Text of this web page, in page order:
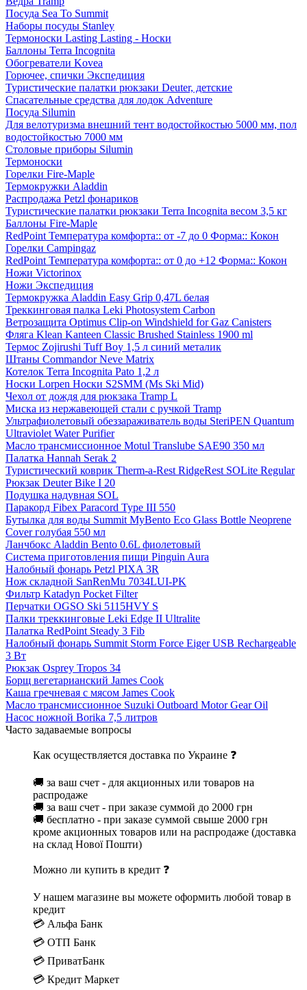
Посуда Sea To Summit
Наборы посуды Stanley
Термоноски Lasting Lasting - Носки
Баллоны Terra Incognita
Обогреватели Kovea
Горючее, спички Экспедиция
Туристические палатки рюкзаки Deuter, детские
Спасательные средства для лодок Adventure
Посуда Silumin
Для велотуризма внешний тент водостойкостью 5000 мм, пол
водостойкостью 7000 мм
Столовые приборы Silumin
Термоноски
Горелки Fire-Maple
Термокружки Aladdin
Распродажа Petzl фонариков
Туристические палатки рюкзаки Terra Incognita весом 3,5 кг
Баллоны Fire-Maple
RedPoint Температура комфорта:: от -7 до 0 Форма:: Кокон
Горелки Campingaz
RedPoint Температура комфорта:: от 0 до +12 Форма:: Кокон
Ножи Victorinox
Ножи Экспедиция
Термокружка Aladdin Easy Grip 0,47L белая
Треккинговая палка Leki Photosystem Carbon
Ветрозащита Optimus Clip-on Windshield for Gaz Canisters
Фляга Klean Kanteen Classic Brushed Stainless 1900 ml
Термос Zojirushi Tuff Boy 1,5 л синий металик
Штаны Commandor Neve Matrix
Котелок Terra Incognita Pato 1,2 л
Носки Lorpen Носки S2SMM (Ms Ski Mid)
Чехол от дождя для рюкзака Tramp L
Миска из нержавеющей стали с ручкой Tramp
Ультрафиолетовый обеззараживатель воды SteriPEN Quantum
Ultraviolet Water Purifier
Масло трансмиссионное Motul Translube SAE90 350 мл
Палатка Hannah Serak 2
Туристический коврик Therm-a-Rest RidgeRest SOLite Regular
Рюкзак Deuter Bike I 20
Подушка надувная SOL
Паракорд Fibex Paracord Type III 550
Бутылка для воды Summit MyBento Eco Glass Bottle Neoprene
Cover голубая 550 мл
Ланчбокс Aladdin Bento 0.6L фиолетовый
Система приготовления пищи Pinguin Aura
Налобный фонарь Petzl PIXA 3R
Нож складной SanRenMu 7034LUI-PK
Фильтр Katadyn Pocket Filter
Перчатки OGSO Ski 5115HVY S
Палки треккинговые Leki Edge II Ultralite
Палатка RedPoint Steady 3 Fib
Налобный фонарь Summit Storm Force Eiger USB Rechargeable
3 Вт
Рюкзак Osprey Tropos 34
Борщ вегетарианский James Cook
Каша гречневая с мясом James Cook
Масло трансмиссионное Suzuki Outboard Motor Gear Oil
Насос ножной Borika 7,5 литров
Часто задаваемые вопросы
Как осуществляется доставка по Украине ❓
🚚 за ваш счет - для акционных или товаров на
распродаже
🚚 за ваш счет - при заказе суммой до 2000 грн
🚚 бесплатно - при заказе суммой свыше 2000 грн
кроме акционных товаров или на распродаже (доставка
на склад Нової Пошти)
Можно ли купить в кредит ❓
У нашем магазине вы можете оформить любой товар в
кредит
💳 Альфа Банк
💳 ОТП Банк
💳 ПриватБанк
💳 Кредит Маркет